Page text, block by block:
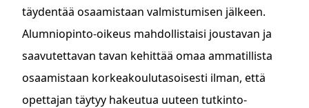
täydentää osaamistaan valmistumisen jälkeen.
Alumniopinto-oikeus mahdollistaisi joustavan ja
saavutettavan tavan kehittää omaa ammatillista
osaamistaan korkeakoulutasoisesti ilman, että
opettajan täytyy hakeutua uuteen tutkinto-